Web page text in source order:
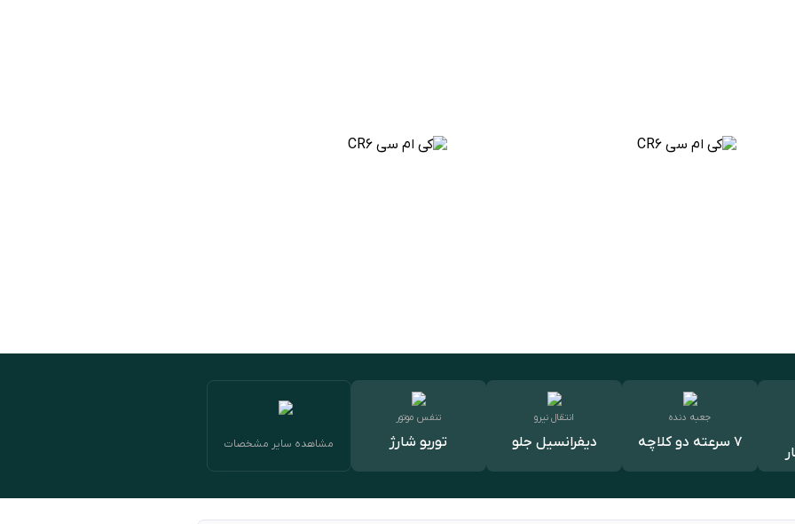
جعبه دنده
7 سرعته دو کلاچه
انتقال نیرو
دیفرانسیل جلو
تنفس موتور
توربو شارژ مشاهده سایر مشخصات